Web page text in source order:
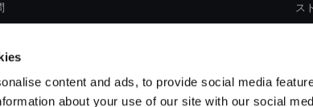
content and ads, to provide social media
about your use of our site with our social
ス